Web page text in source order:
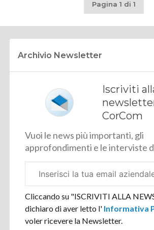
Pagina 1 di 1
Archivio Newsletter
Iscriviti
CorCom
Vuoi le news più importanti, gli
approfondimenti e le interviste
aziendale
Cliccando su "ISCRIVITI ALLA
dichiaro di aver letto l' Informativa
voler ricevere la Newsletter.